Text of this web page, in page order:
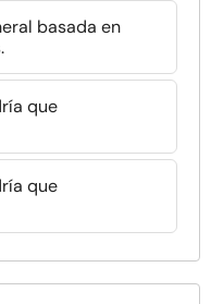
basada en
que
que